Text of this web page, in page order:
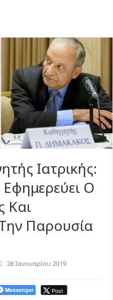
Ιατρικής:
Ο
Και
Παρουσία
28 Ιανουαρίου 2019
Messenger Post